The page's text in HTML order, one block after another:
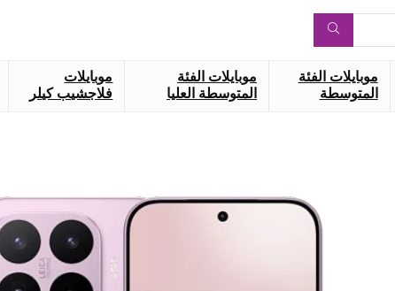
موبايلات الفئة
المتوسطة
موبايلات الفئة
المتوسطة العليا
موبايلات
فلاجشيب كيلر